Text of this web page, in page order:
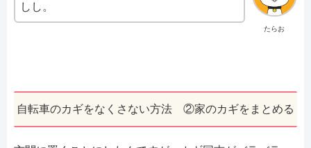
たらお
しし。
自転車のカギをなくさない方法 ②家のカギをまとめる